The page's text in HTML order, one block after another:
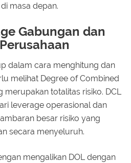
masa depan.
Gabungan dan
dalam cara menghitung dan
melihat Degree of Combined
merupakan totalitas risiko. DCL
leverage operasional dan
besar risiko yang
secara menyeluruh.
mengalikan DOL dengan